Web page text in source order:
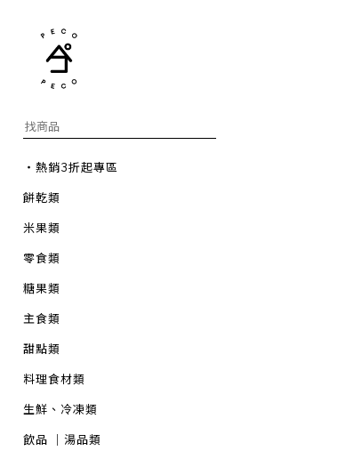
・熱銷3折起專區
餅乾類
米果類
零食類
糖果類
主食類
甜點類
料理食材類
生鮮、冷凍類
飲品 ｜湯品類